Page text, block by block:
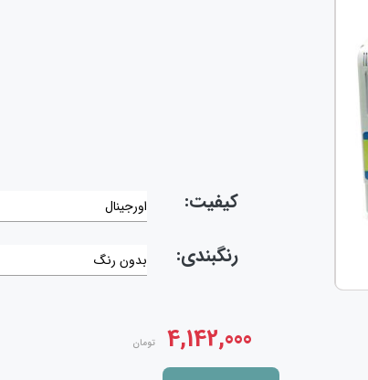
کیفیت: اورجینال
رنگبندی: بدون رنگ
4,142,000 تومان